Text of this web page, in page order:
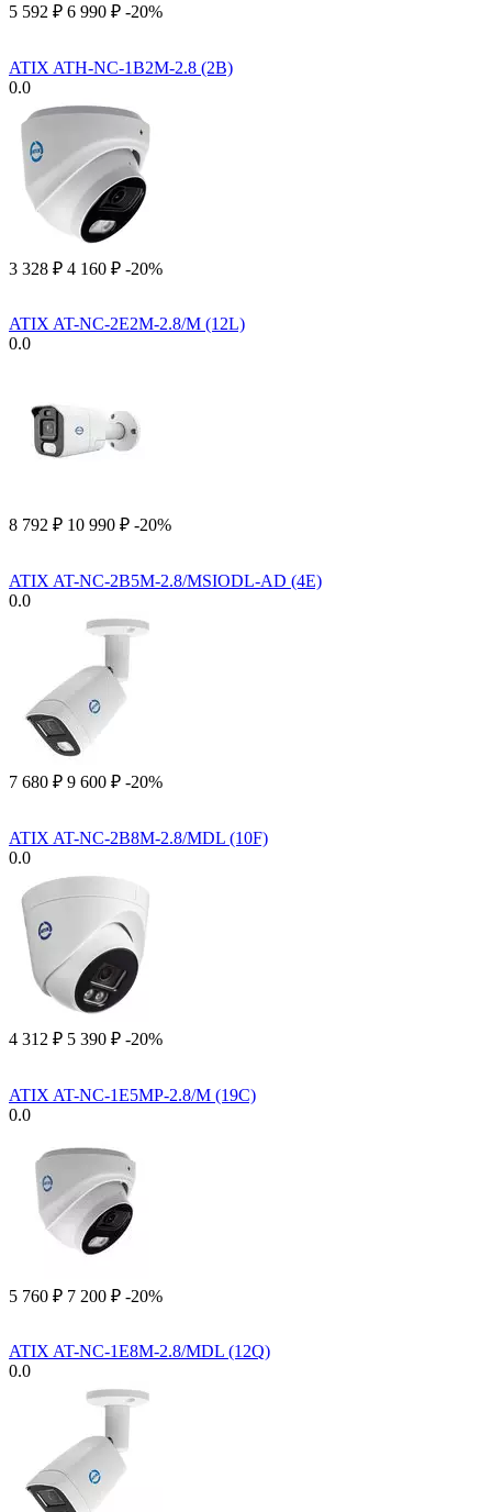
5 592 ₽ 6 990 ₽ -20%
ATIX ATH-NC-1B2M-2.8 (2B)
0.0
3 328 ₽ 4 160 ₽ -20%
ATIX AT-NC-2E2M-2.8/M (12L)
0.0
8 792 ₽ 10 990 ₽ -20%
ATIX AT-NC-2B5M-2.8/MSIODL-AD (4E)
0.0
7 680 ₽ 9 600 ₽ -20%
ATIX AT-NC-2B8M-2.8/MDL (10F)
0.0
4 312 ₽ 5 390 ₽ -20%
ATIX AT-NC-1E5MP-2.8/M (19C)
0.0
5 760 ₽ 7 200 ₽ -20%
ATIX AT-NC-1E8M-2.8/MDL (12Q)
0.0